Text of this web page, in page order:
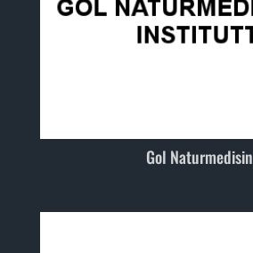
Gol Naturmedisin